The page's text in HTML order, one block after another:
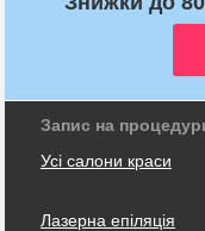
Запис на
Усі салони краси
Лазерна епіляція